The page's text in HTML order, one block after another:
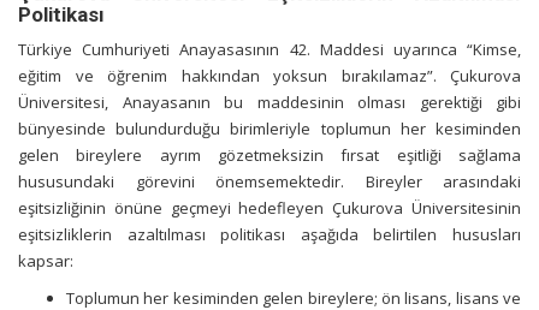
Politikası
Türkiye Cumhuriyeti Anayasasının 42. Maddesi uyarınca “Kimse,
eğitim ve öğrenim hakkından yoksun bırakılamaz”. Çukurova
Üniversitesi, Anayasanın bu maddesinin olması gerektiği gibi
bünyesinde bulundurduğu birimleriyle toplumun her kesiminden
gelen bireylere ayrım gözetmeksizin fırsat eşitliği sağlama
hususundaki görevini önemsemektedir. Bireyler arasındaki
eşitsizliğinin önüne geçmeyi hedefleyen Çukurova Üniversitesinin
eşitsizliklerin azaltılması politikası aşağıda belirtilen hususları
kapsar:
Toplumun her kesiminden gelen bireylere; ön lisans, lisans ve